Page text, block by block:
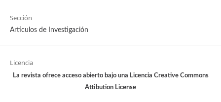
Sección
Artículos de Investigación
Licencia
La revista ofrece acceso abierto bajo una Licencia Creative Commons
Attibution License